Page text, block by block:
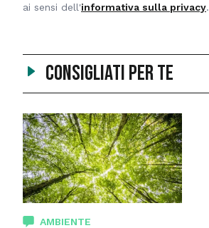
ai sensi dell'informativa sulla privacy.
Consigliati per te
AMBIENTE